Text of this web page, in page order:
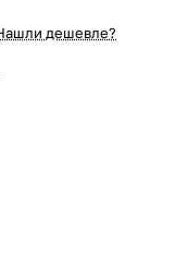
дешевле?